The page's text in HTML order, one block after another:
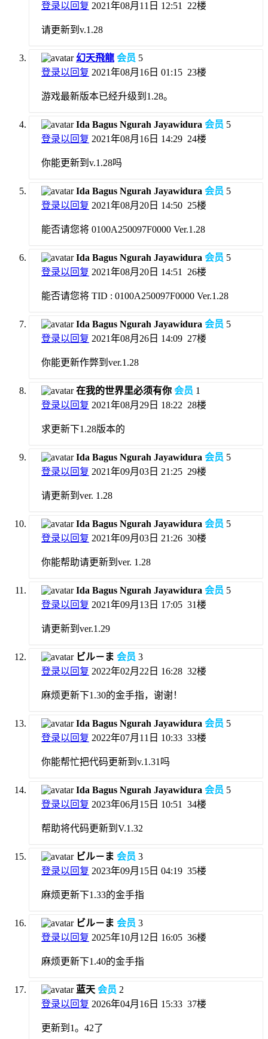
登录以回复 2021年08月11日 12:51 22楼
请更新到v.1.28
幻天飛龍 会员 5
登录以回复 2021年08月16日 01:15 23楼
游戏最新版本已经升级到1.28。
Ida Bagus Ngurah Jayawidura 会员 5
登录以回复 2021年08月16日 14:29 24楼
你能更新到v.1.28吗
Ida Bagus Ngurah Jayawidura 会员 5
登录以回复 2021年08月20日 14:50 25楼
能否请您将 0100A250097F0000 Ver.1.28
Ida Bagus Ngurah Jayawidura 会员 5
登录以回复 2021年08月20日 14:51 26楼
能否请您将 TID : 0100A250097F0000 Ver.1.28
Ida Bagus Ngurah Jayawidura 会员 5
登录以回复 2021年08月26日 14:09 27楼
你能更新作弊到ver.1.28
在我的世界里必须有你 会员 1
登录以回复 2021年08月29日 18:22 28楼
求更新下1.28版本的
Ida Bagus Ngurah Jayawidura 会员 5
登录以回复 2021年09月03日 21:25 29楼
请更新到ver. 1.28
Ida Bagus Ngurah Jayawidura 会员 5
登录以回复 2021年09月03日 21:26 30楼
你能帮助请更新到ver. 1.28
Ida Bagus Ngurah Jayawidura 会员 5
登录以回复 2021年09月13日 17:05 31楼
请更新到ver.1.29
ビル－ま 会员 3
登录以回复 2022年02月22日 16:28 32楼
麻烦更新下1.30的金手指，谢谢！
Ida Bagus Ngurah Jayawidura 会员 5
登录以回复 2022年07月11日 10:33 33楼
你能帮忙把代码更新到v.1.31吗
Ida Bagus Ngurah Jayawidura 会员 5
登录以回复 2023年06月15日 10:51 34楼
帮助将代码更新到V.1.32
ビル－ま 会员 3
登录以回复 2023年09月15日 04:19 35楼
麻烦更新下1.33的金手指
ビル－ま 会员 3
登录以回复 2025年10月12日 16:05 36楼
麻烦更新下1.40的金手指
蓝天 会员 2
登录以回复 2026年04月16日 15:33 37楼
更新到1。42了